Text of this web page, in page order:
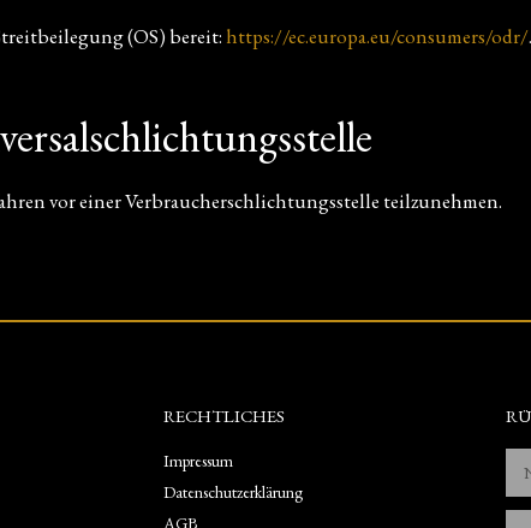
(OS) bereit: https://ec.europa.eu/consumers/odr/.
vor einer Verbraucherschlichtungsstelle teilzunehmen.
RECHTLICHES
Impressum
Datenschutzerklärung
AGB